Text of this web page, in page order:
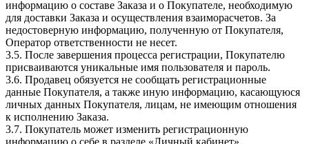
информацию о составе Заказа и о Покупателе, необходимую
для доставки Заказа и осуществления взаиморасчетов. За
недостоверную информацию, полученную от Покупателя,
Оператор ответственности не несет.
3.5. После завершения процесса регистрации, Покупателю
присваиваются уникальные имя пользователя и пароль.
3.6. Продавец обязуется не сообщать регистрационные
данные Покупателя, а также иную информацию, касающуюся
личных данных Покупателя, лицам, не имеющим отношения
к исполнению Заказа.
3.7. Покупатель может изменить регистрационную
информацию о себе в разделе «Личный кабинет».